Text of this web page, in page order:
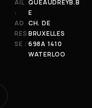
AIL
:
QUEAUDREYB.B
E
AD
RES
SE :
CH. DE
BRUXELLES
698A 1410
WATERLOO